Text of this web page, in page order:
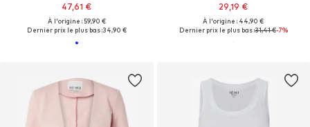
47,61 €
À l'origine : 59,90 €
Dernier prix le plus bas :34,90 €
29,19 €
À l'origine : 44,90 €
Dernier prix le plus bas :31,41 €-7%